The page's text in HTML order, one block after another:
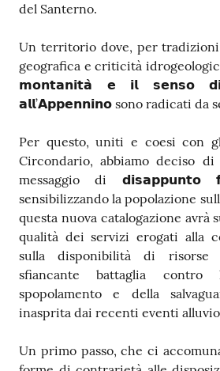
del Santerno.
Un territorio dove, per
geografica e criticità
𝗺𝗼𝗻𝘁𝗮𝗻𝗶𝘁𝗮̀ 𝗲 𝗶𝗹 𝘀𝗲𝗻𝘀𝗼
𝗮𝗹𝗹’𝗔𝗽𝗽𝗲𝗻𝗻𝗶𝗻𝗼 sono radicati da
Per questo, uniti e coesi con
Circondario, abbiamo deciso
messaggio di 𝗱𝗶𝘀𝗮𝗽𝗽𝘂𝗻𝘁𝗼
sensibilizzando la popolazione
questa nuova catalogazione avrà
qualità dei servizi erogati alla
sulla disponibilità di risorse
sfiancante battaglia
spopolamento e della
inasprita dai recenti eventi
Un primo passo, che ci